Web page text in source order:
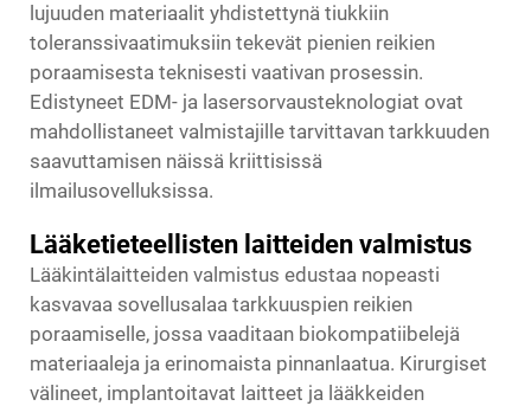
lujuuden materiaalit yhdistettynä tiukkiin
toleranssivaatimuksiin tekevät pienien reikien
poraamisesta teknisesti vaativan prosessin.
Edistyneet EDM- ja lasersorvausteknologiat ovat
mahdollistaneet valmistajille tarvittavan tarkkuuden
saavuttamisen näissä kriittisissä
ilmailusovelluksissa.
Lääketieteellisten laitteiden valmistus
Lääkintälaitteiden valmistus edustaa nopeasti
kasvavaa sovellusalaa tarkkuuspien reikien
poraamiselle, jossa vaaditaan biokompatiibelejä
materiaaleja ja erinomaista pinnanlaatua. Kirurgiset
välineet, implantoitavat laitteet ja lääkkeiden